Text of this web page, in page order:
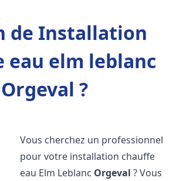
de Installation
eau elm leblanc
Orgeval ?
Vous cherchez un professionnel
pour votre installation chauffe
eau Elm Leblanc Orgeval ? Vous